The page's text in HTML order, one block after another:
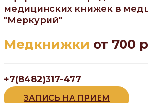
медицинских книжек в
"Меркурий"
Медкнижки от 700
+7(8482)317-477
ЗАПИСЬ НА ПРИЕМ